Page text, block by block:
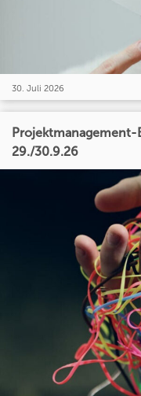
30. Juli 2026
Projektmanagement-
29./30.9.26